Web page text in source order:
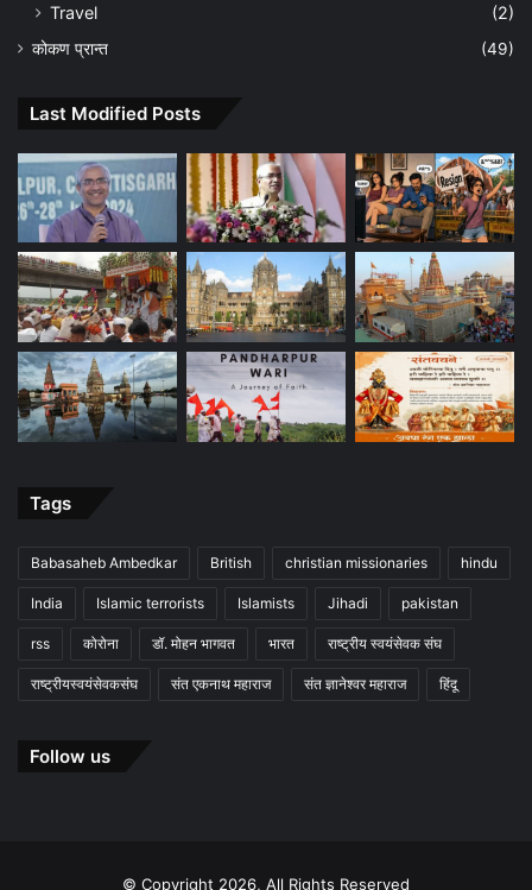
Travel
(2)
कोकण प्रान्त (49)
Last Modified Posts
Tags
Babasaheb Ambedkar British christian missionaries hindu
India Islamic terrorists Islamists Jihadi pakistan
rss कोरोना डॉ. मोहन भागवत भारत राष्ट्रीय स्वयंसेवक संघ
राष्ट्रीयस्वयंसेवकसंघ संत एकनाथ महाराज संत ज्ञानेश्वर महाराज हिंदू
Follow us
© Copyright 2026, All Rights Reserved